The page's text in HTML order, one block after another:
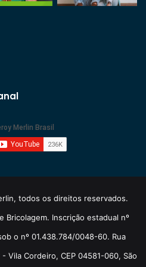
todos os direitos reservados.
Bricolagem. Inscrição estadual nº
o nº 01.438.784/0048-60. Rua
Vila Cordeiro, CEP 04581-060, São